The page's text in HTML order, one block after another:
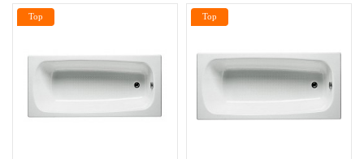
Top Top